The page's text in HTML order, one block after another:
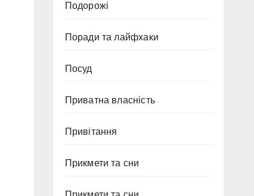
Подорожі
Поради та лайфхаки
Посуд
Приватна власність
Привітання
Прикмети та сни